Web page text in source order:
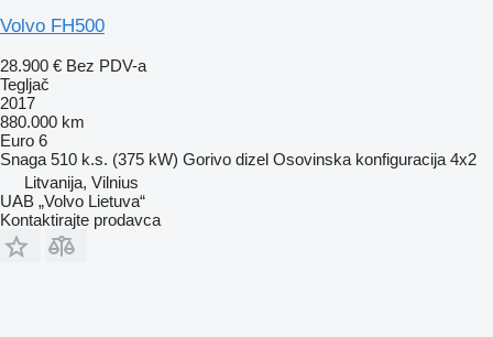
Volvo FH500
28.900 € Bez PDV-a
Tegljač
2017
880.000 km
Euro 6
Snaga 510 k.s. (375 kW) Gorivo dizel Osovinska konfiguracija 4x2
Litvanija, Vilnius
UAB „Volvo Lietuva“
Kontaktirajte prodavca